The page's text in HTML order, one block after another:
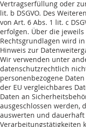
Vertragserfüllung oder
lit. b DSGVO. Des
von Art. 6 Abs. 1 lit. c
erfolgen. Über die
Rechtsgrundlagen wird
Hinweis zur
Wir verwenden unter
datenschutzrechtlich
personenbezogene
der EU vergleichbares
Daten an
ausgeschlossen werden,
auswerten und
Verarbeitungstätigkeiten